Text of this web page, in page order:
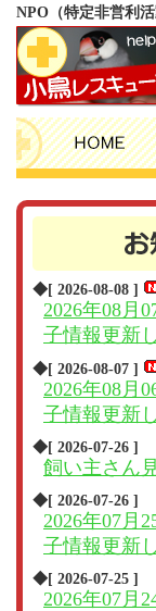
NPO（特定非営利
◆[ 2026-08-08 ]
2026年08月
子情報更新
◆[ 2026-08-07 ]
2026年08月
子情報更新
◆[ 2026-07-26 ]
飼い主さん
◆[ 2026-07-26 ]
2026年07月
子情報更新
◆[ 2026-07-25 ]
2026年07月